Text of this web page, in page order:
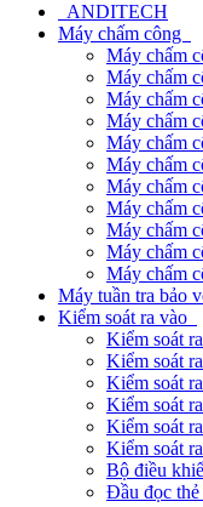
ANDITECH
Máy chấm công
Máy chấm
Máy chấm
Máy chấm
Máy chấm
Máy chấm
Máy chấm
Máy chấm
Máy chấm
Máy chấm
Máy chấm
Máy chấm
Máy tuần tra bảo
Kiểm soát ra vào
Kiểm soát
Kiểm soát
Kiểm soát
Kiểm soát
Kiểm soát
Kiểm soát
Bộ điều
Đầu đọc thẻ